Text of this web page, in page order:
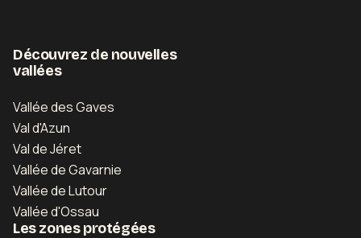
Découvrez de nouvelles
vallées
Vallée des Gaves
Val d'Azun
Val de Jéret
Vallée de Gavarnie
Vallée de Lutour
Vallée d'Ossau
Les zones protégées